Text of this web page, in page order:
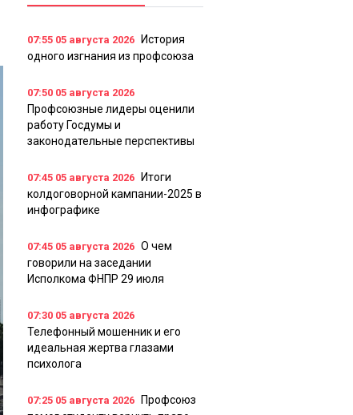
07:55 05 августа 2026
История
одного изгнания из профсоюза
07:50 05 августа 2026
Профсоюзные лидеры оценили
работу Госдумы и
законодательные перспективы
07:45 05 августа 2026
Итоги
колдоговорной кампании-2025 в
инфографике
07:45 05 августа 2026 О чем
говорили на заседании
Исполкома ФНПР 29 июля
07:30 05 августа 2026
Телефонный мошенник и его
идеальная жертва глазами
психолога
07:25 05 августа 2026
Профсоюз